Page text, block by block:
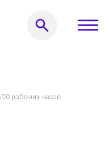
рабочих часов